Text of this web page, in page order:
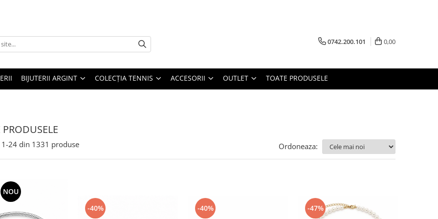
0742.200.101 0,00
BIJUTERII ARGINT COLECȚIA TENNIS ACCESORII OUTLET TOATE PRODUSELE
1-24 din 1331 produse Ordoneaza:
NOU
-40% -40% -47%